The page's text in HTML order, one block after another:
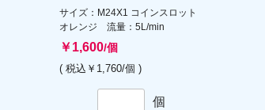
サイズ：M24X1 コインスロット
オレンジ 流量：5L/min
￥1,600/個
( 税込￥1,760/個 )
個